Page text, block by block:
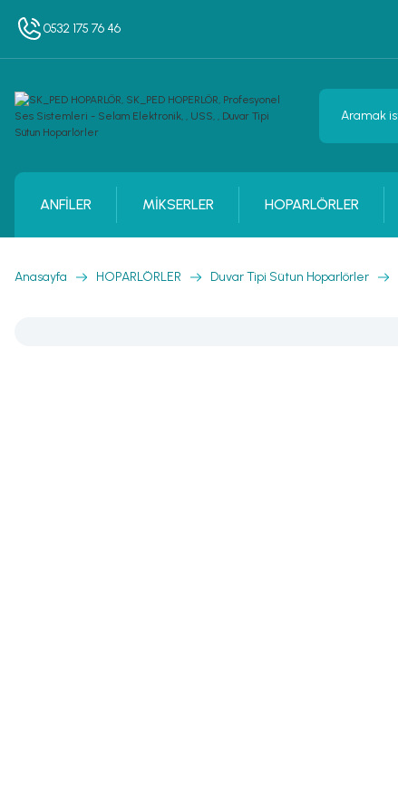
0532 175 76 46
ANFİLER MİKSERLER HOPARLÖRLER
Anasayfa HOPARLÖRLER Duvar Tipi Sütun Hoparlörler